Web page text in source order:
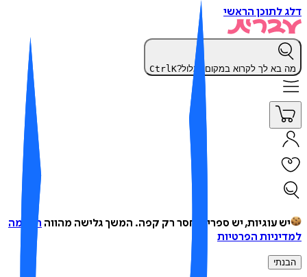
לתוכן הראשי
בא לך לקרוא במקום לגלול? CtrlK
יש עוגיות, יש ספרים, חסר רק קפה.המשך גלישה מהווההסכמה
הפרטיות